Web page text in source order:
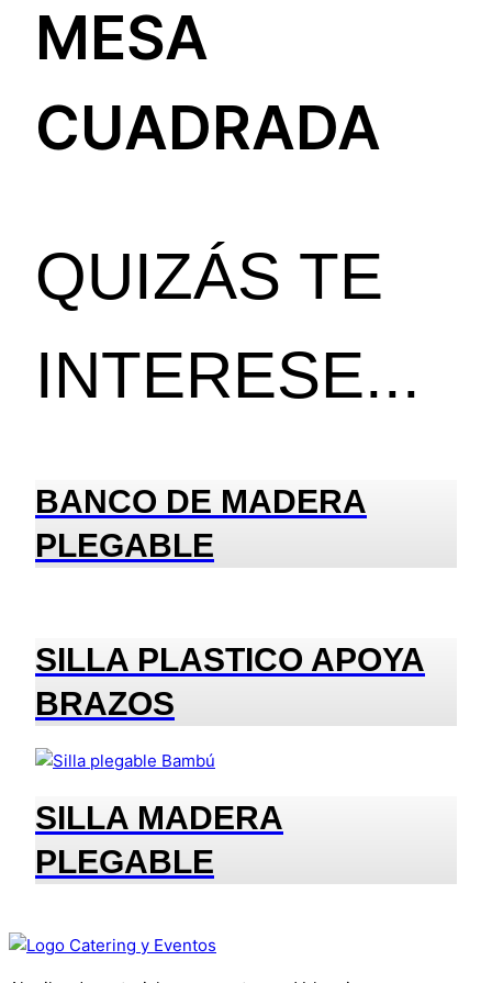
MESA
CUADRADA
QUIZÁS TE
INTERESE...
BANCO DE MADERA
PLEGABLE
SILLA PLASTICO APOYA
BRAZOS
SILLA MADERA
PLEGABLE